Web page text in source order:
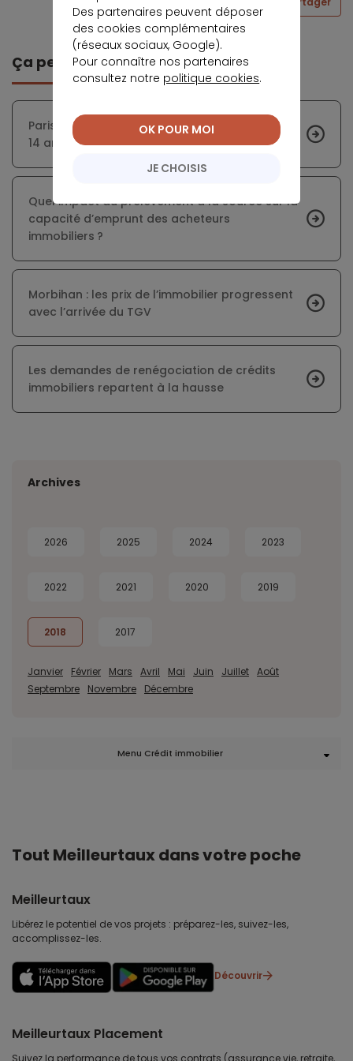
Ça peut vous intéresser
Paris : le prix d’un appartement de 60 m2 vaut
14 ans de salaire
Quel impact du prélèvement à la source sur la
capacité d’emprunt des acheteurs
immobiliers ?
Morbihan : les prix de l’immobilier progressent
avec l’arrivée du TGV
Les demandes de renégociation de crédits
immobiliers repartent à la hausse
Archives
2026 2025 2024 2023
2022 2021 2020 2019
2018 2017
Janvier Février Mars Avril Mai Juin Juillet Août
Septembre
Novembre Décembre
Menu Crédit immobilier
Tout Meilleurtaux dans votre poche
Meilleurtaux
Libérez le potentiel de vos projets : préparez-les, suivez-les,
accomplissez-les.
Découvrir
Meilleurtaux Placement
Des partenaires peuvent déposer
des cookies complémentaires
(réseaux sociaux, Google).
Pour connaître nos partenaires
consultez notre politique cookies.
JE CHOISIS
OK POUR MOI